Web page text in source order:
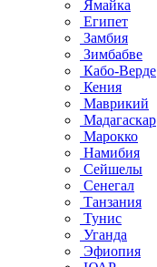
Ямайка
Египет
Замбия
Зимбабве
Кабо-Верде
Кения
Маврикий
Мадагаскар
Марокко
Намибия
Сейшелы
Сенегал
Танзания
Тунис
Уганда
Эфиопия